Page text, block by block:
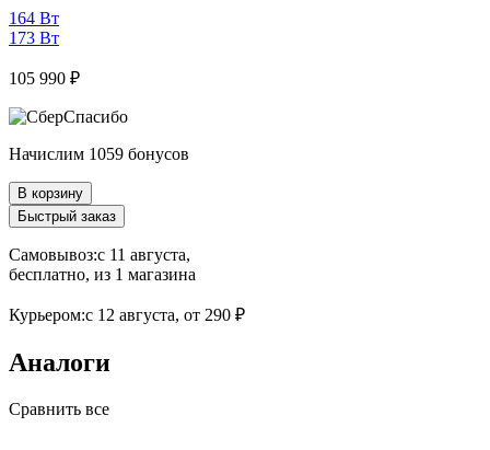
164 Вт
173 Вт
105 990 ₽
Начислим 1059 бонусов
В корзину
Быстрый заказ
Самовывоз:c 11 августа,
бесплатно, из 1 магазина
Курьером:c 12 августа, от 290 ₽
Аналоги
Сравнить все